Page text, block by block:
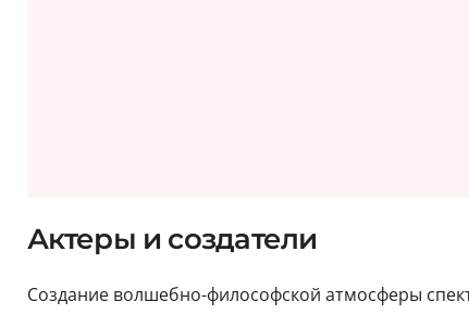
Актеры и создатели
Создание волшебно-философской атмосферы